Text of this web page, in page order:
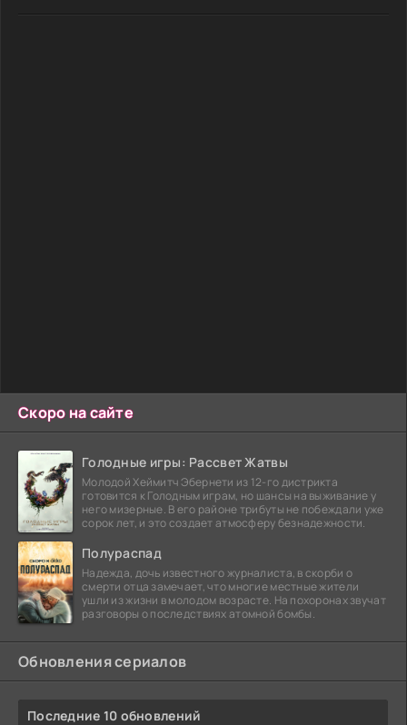
Скоро на сайте
Голодные игры: Рассвет Жатвы
Молодой Хеймитч Эбернети из 12-го дистрикта
готовится к Голодным играм, но шансы на выживание у
него мизерные. В его районе трибуты не побеждали уже
сорок лет, и это создает атмосферу безнадежности.
Полураспад
Надежда, дочь известного журналиста, в скорби о
смерти отца замечает, что многие местные жители
ушли из жизни в молодом возрасте. На похоронах звучат
разговоры о последствиях атомной бомбы.
Обновления сериалов
Последние 10 обновлений